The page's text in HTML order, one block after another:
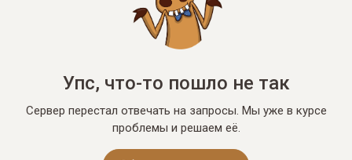
Упс, что-то пошло не так
Сервер перестал отвечать на запросы. Мы уже в курсе
проблемы и решаем её.